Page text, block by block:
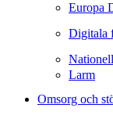
Europa
Digitala
Larm
Omsorg och